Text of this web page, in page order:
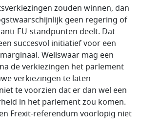
zouden winnen, dan
geen regering of
EU-standpunten deelt. Dat
succesvol initiatief voor een
Weliswaar mag een
de verkiezingen het parlement
verkiezingen te laten
te voorzien dat er dan wel een
in het parlement zou komen.
Frexit-referendum voorlopig niet